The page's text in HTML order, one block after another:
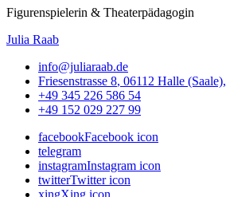
Figurenspielerin & Theaterpädagogin
Julia Raab
info@juliaraab.de
Friesenstrasse 8, 06112 Halle (Saale),
+49 345 226 586 54
+49 152 029 227 99
facebookFacebook icon
telegram
instagramInstagram icon
twitterTwitter icon
xingXing icon